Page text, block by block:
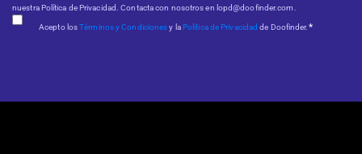
nuestra Política de Privacidad. Contacta con nosotros en lopd@doofinder.com.
Acepto losTérminos y Condicionesy la Política de Privacidad de Doofinder.*